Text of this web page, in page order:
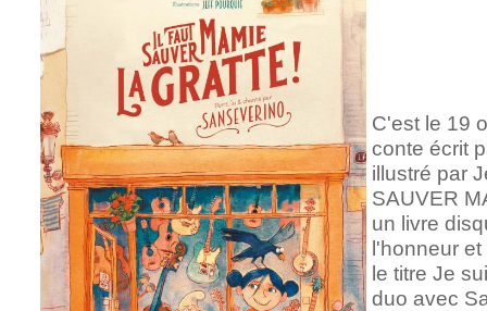
C'est le 19
conte écrit
illustré par
SAUVER
un livre
l'honneur
le titre Je
duo avec